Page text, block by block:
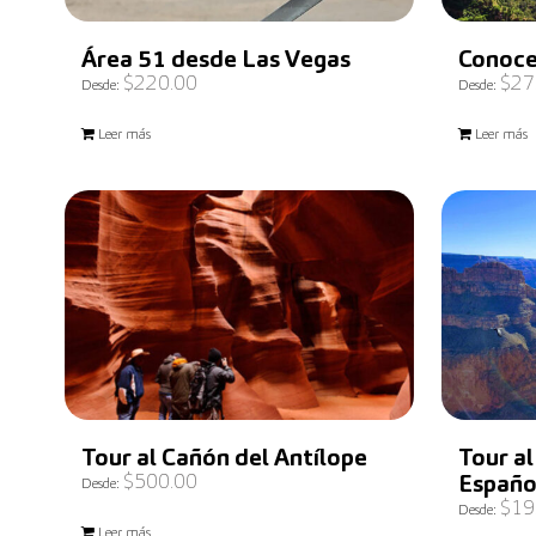
Área 51 desde Las Vegas
Desde: $220.00
Leer más
Desde: $
Leer más
Tour al Cañón del Antílope
Desde: $500.00
Leer más
Tour
Desde: $